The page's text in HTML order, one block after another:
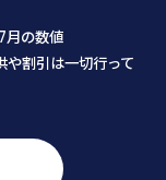
が楽しくなりそうです。
の数値
割引は一切行って